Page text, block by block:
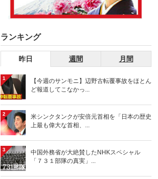
ランキング
昨日 週間 月間
1
【今週のサンモニ】辺野古転覆事故をほとん
ど報道してこなかっ...
2
米シンクタンクが安倍元首相を「日本の歴史
上最も偉大な首相、...
3
中国外務省が大絶賛したNHKスペシャル
「７３１部隊の真実」...